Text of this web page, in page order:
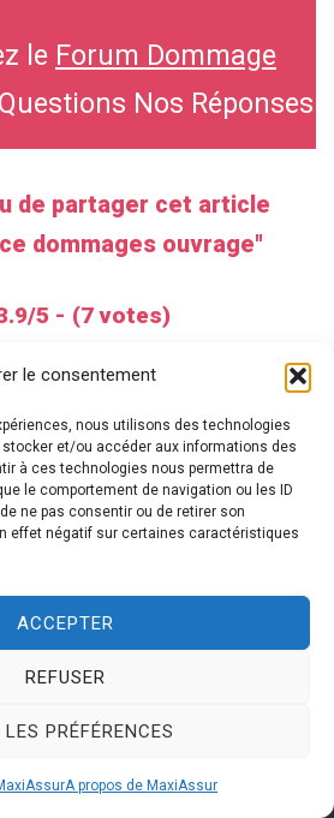
le consentement
nous utilisons des technologies
et/ou accéder aux informations des
à ces technologies nous permettra de
le comportement de navigation ou les ID
ne pas consentir ou de retirer son
effet négatif sur certaines caractéristiques
ACCEPTER
REFUSER
PRÉFÉRENCES
A propos de MaxiAssur
le Forum Dommage
Nos Réponses
de partager cet article
dommages ouvrage"
5 - (7 votes)
Assurance Dommages Ouvrage